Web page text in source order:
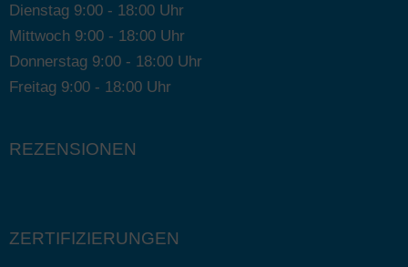
Dienstag 9:00 - 18:00 Uhr
Mittwoch 9:00 - 18:00 Uhr
Donnerstag 9:00 - 18:00 Uhr
Freitag 9:00 - 18:00 Uhr
REZENSIONEN
ZERTIFIZIERUNGEN